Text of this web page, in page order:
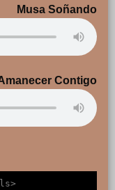
Musa Soñando
Contigo